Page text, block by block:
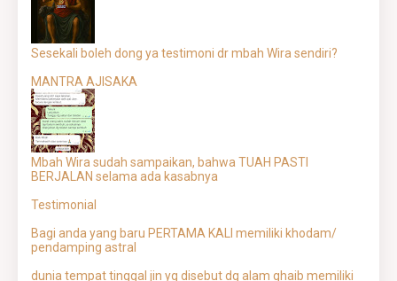
Sesekali boleh dong ya testimoni dr mbah Wira sendiri?
MANTRA AJISAKA
Mbah Wira sudah sampaikan, bahwa TUAH PASTI
BERJALAN selama ada kasabnya
Testimonial
Bagi anda yang baru PERTAMA KALI memiliki khodam/
pendamping astral
dunia tempat tinggal jin yg disebut dg alam ghaib memiliki